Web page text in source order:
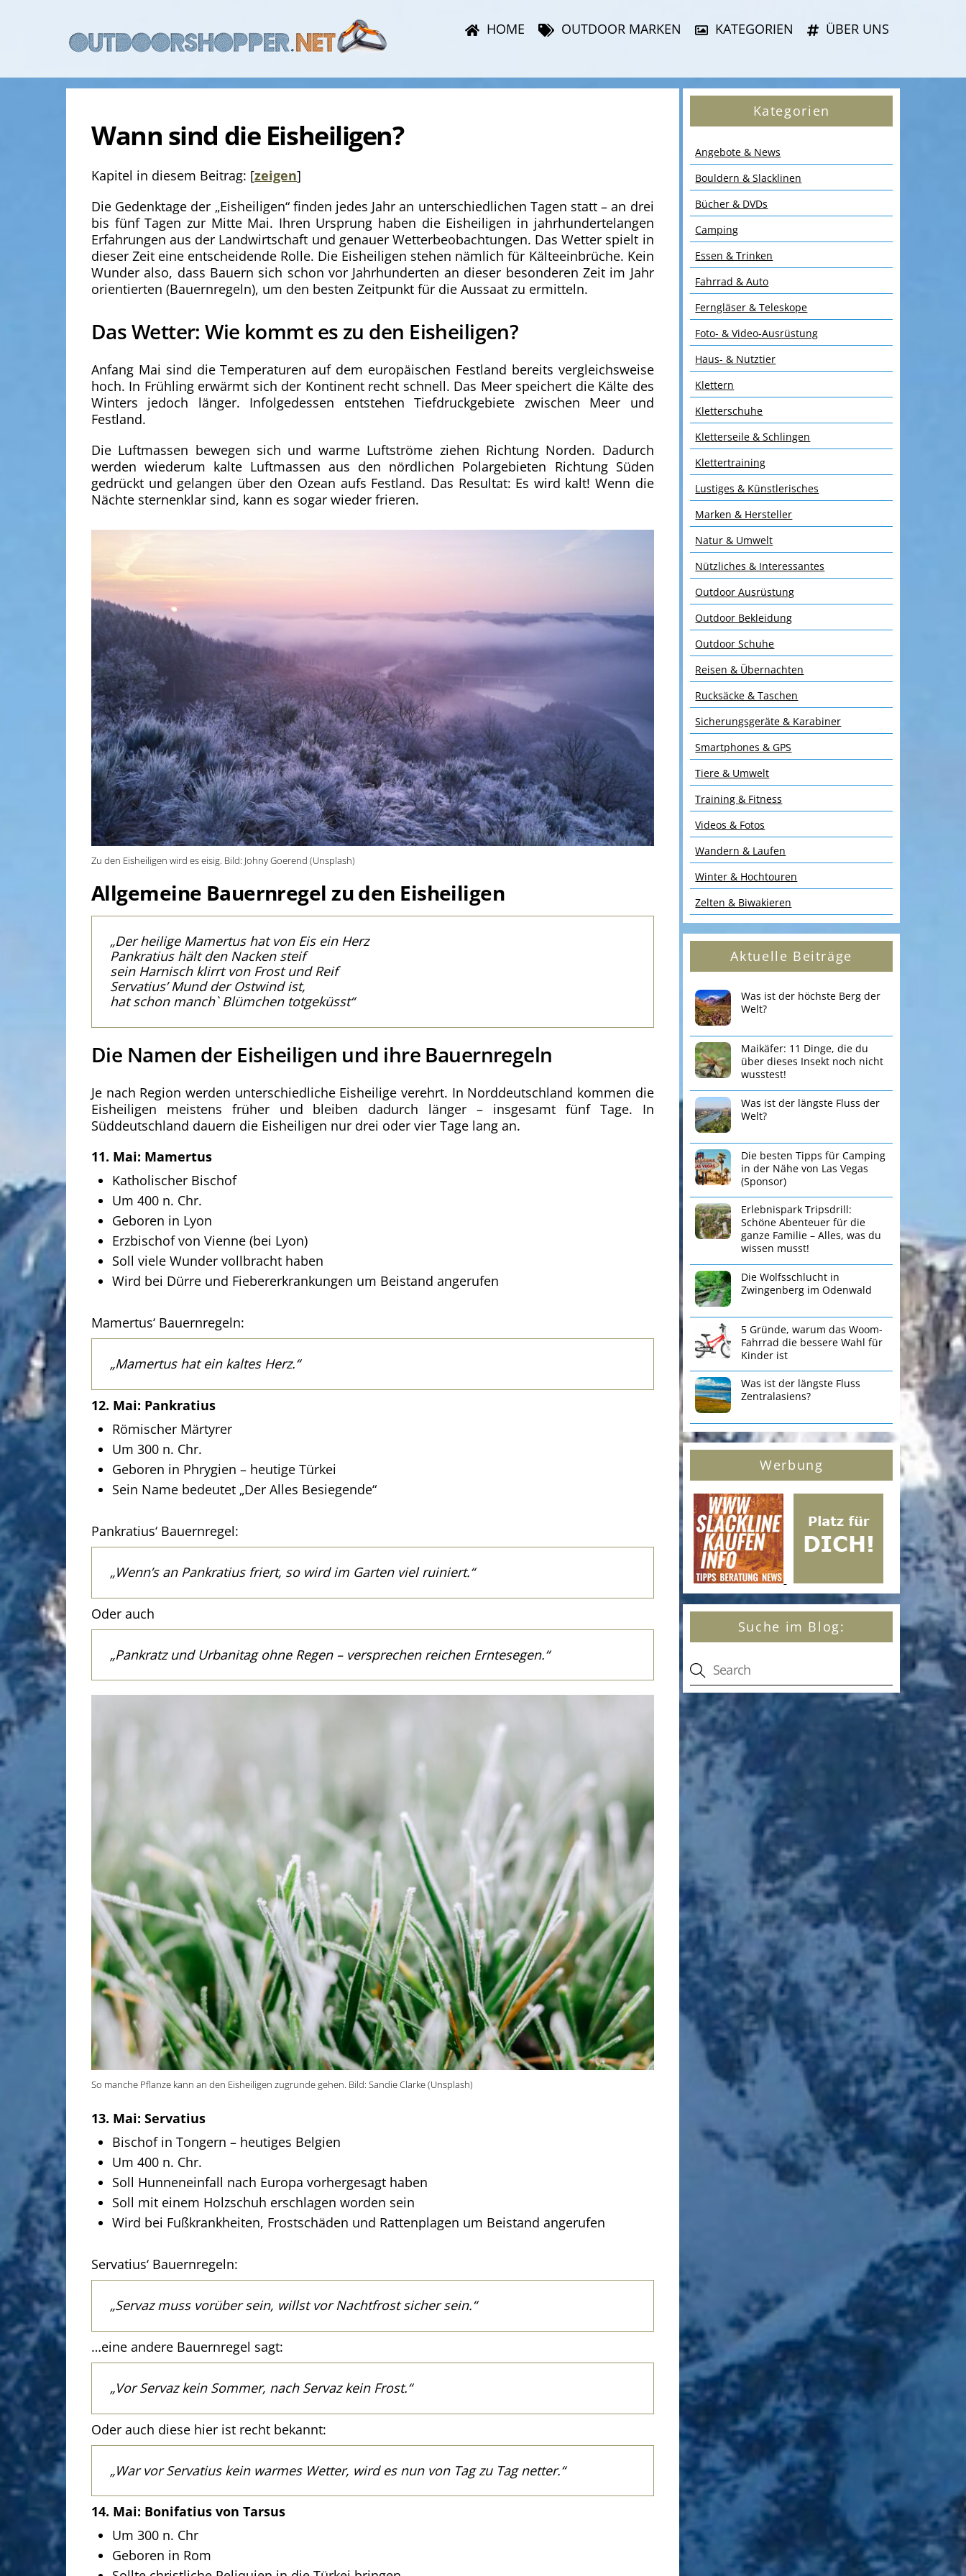
HOME OUTDOOR MARKEN KATEGORIEN ÜBER UNS
Wann sind die Eisheiligen?
Kapitel in diesem Beitrag: [zeigen]
Die Gedenktage der „Eisheiligen“ finden jedes Jahr an unterschiedlichen Tagen statt – an drei
bis fünf Tagen zur Mitte Mai. Ihren Ursprung haben die Eisheiligen in jahrhundertelangen
Erfahrungen aus der Landwirtschaft und genauer Wetterbeobachtungen. Das Wetter spielt in
dieser Zeit eine entscheidende Rolle. Die Eisheiligen stehen nämlich für Kälteeinbrüche. Kein
Wunder also, dass Bauern sich schon vor Jahrhunderten an dieser besonderen Zeit im Jahr
orientierten (Bauernregeln), um den besten Zeitpunkt für die Aussaat zu ermitteln.
Das Wetter: Wie kommt es zu den Eisheiligen?
Anfang Mai sind die Temperaturen auf dem europäischen Festland bereits vergleichsweise
hoch. In Frühling erwärmt sich der Kontinent recht schnell. Das Meer speichert die Kälte des
Winters jedoch länger. Infolgedessen entstehen Tiefdruckgebiete zwischen Meer und
Festland.
Die Luftmassen bewegen sich und warme Luftströme ziehen Richtung Norden. Dadurch
werden wiederum kalte Luftmassen aus den nördlichen Polargebieten Richtung Süden
gedrückt und gelangen über den Ozean aufs Festland. Das Resultat: Es wird kalt! Wenn die
Nächte sternenklar sind, kann es sogar wieder frieren.
Zu den Eisheiligen wird es eisig. Bild: Johny Goerend (Unsplash)
Allgemeine Bauernregel zu den Eisheiligen
„Der heilige Mamertus hat von Eis ein Herz
Pankratius hält den Nacken steif
sein Harnisch klirrt von Frost und Reif
Servatius’ Mund der Ostwind ist,
hat schon manch` Blümchen totgeküsst“
Die Namen der Eisheiligen und ihre Bauernregeln
Je nach Region werden unterschiedliche Eisheilige verehrt. In Norddeutschland kommen die
Eisheiligen meistens früher und bleiben dadurch länger – insgesamt fünf Tage. In
Süddeutschland dauern die Eisheiligen nur drei oder vier Tage lang an.
11. Mai: Mamertus
Katholischer Bischof
Um 400 n. Chr.
Geboren in Lyon
Erzbischof von Vienne (bei Lyon)
Soll viele Wunder vollbracht haben
Wird bei Dürre und Fiebererkrankungen um Beistand angerufen
Mamertus‘ Bauernregeln:
„Mamertus hat ein kaltes Herz.“
12. Mai: Pankratius
Römischer Märtyrer
Um 300 n. Chr.
Geboren in Phrygien – heutige Türkei
Sein Name bedeutet „Der Alles Besiegende“
Pankratius‘ Bauernregel:
„Wenn’s an Pankratius friert, so wird im Garten viel ruiniert.“
Oder auch
„Pankratz und Urbanitag ohne Regen – versprechen reichen Erntesegen.“
So manche Pflanze kann an den Eisheiligen zugrunde gehen. Bild: Sandie Clarke (Unsplash)
13. Mai: Servatius
Bischof in Tongern – heutiges Belgien
Um 400 n. Chr.
Soll Hunneneinfall nach Europa vorhergesagt haben
Soll mit einem Holzschuh erschlagen worden sein
Wird bei Fußkrankheiten, Frostschäden und Rattenplagen um Beistand angerufen
Servatius‘ Bauernregeln:
„Servaz muss vorüber sein, willst vor Nachtfrost sicher sein.“
…eine andere Bauernregel sagt:
„Vor Servaz kein Sommer, nach Servaz kein Frost.“
Oder auch diese hier ist recht bekannt:
„War vor Servatius kein warmes Wetter, wird es nun von Tag zu Tag netter.“
14. Mai: Bonifatius von Tarsus
Um 300 n. Chr
Geboren in Rom
Kategorien
Angebote & News
Bouldern & Slacklinen
Bücher & DVDs
Camping
Essen & Trinken
Fahrrad & Auto
Ferngläser & Teleskope
Foto- & Video-Ausrüstung
Haus- & Nutztier
Klettern
Kletterschuhe
Kletterseile & Schlingen
Klettertraining
Lustiges & Künstlerisches
Marken & Hersteller
Natur & Umwelt
Nützliches & Interessantes
Outdoor Ausrüstung
Outdoor Bekleidung
Outdoor Schuhe
Reisen & Übernachten
Rucksäcke & Taschen
Sicherungsgeräte & Karabiner
Smartphones & GPS
Tiere & Umwelt
Training & Fitness
Videos & Fotos
Wandern & Laufen
Winter & Hochtouren
Zelten & Biwakieren
Aktuelle Beiträge
Was ist der höchste Berg der
Welt?
Maikäfer: 11 Dinge, die du
über dieses Insekt noch nicht
wusstest!
Was ist der längste Fluss der
Welt?
Die besten Tipps für Camping
in der Nähe von Las Vegas
(Sponsor)
Erlebnispark Tripsdrill:
Schöne Abenteuer für die
ganze Familie – Alles, was du
wissen musst!
Die Wolfsschlucht in
Zwingenberg im Odenwald
5 Gründe, warum das Woom-
Fahrrad die bessere Wahl für
Kinder ist
Was ist der längste Fluss
Zentralasiens?
Werbung
Suche im Blog: